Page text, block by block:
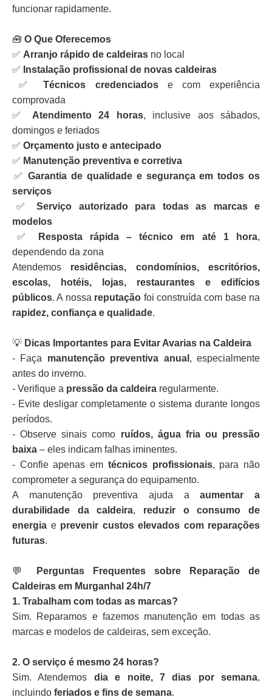
funcionar rapidamente.
🧰 O Que Oferecemos
✅ Arranjo rápido de caldeiras no local
✅ Instalação profissional de novas caldeiras
✅Técnicos credenciadose com experiência
comprovada
✅ Atendimento 24 horas, inclusive aos sábados,
domingos e feriados
✅ Orçamento justo e antecipado
✅ Manutenção preventiva e corretiva
✅Garantia de qualidade e segurança em todos os
serviços
✅Serviço autorizado para todas as marcas e
modelos
✅
Resposta rápida – técnico em até 1 hora,
dependendo da zona
Atendemos residências, condomínios, escritórios,
escolas, hotéis, lojas, restaurantes e edifícios
públicos. A nossa reputação foi construída com base na
rapidez, confiança e qualidade.
💡 Dicas Importantes para Evitar Avarias na Caldeira
- Faça manutenção preventiva anual , especialmente
antes do inverno.
- Verifique a pressão da caldeira regularmente.
- Evite desligar completamente o sistema durante longos
períodos.
- Observe sinais como ruídos, água fria ou pressão
baixa – eles indicam falhas iminentes.
- Confie apenas em técnicos profissionais, para não
comprometer a segurança do equipamento.
A manutenção preventiva ajuda aaumentar a
durabilidade da caldeira, reduzir o consumo de
energia e prevenir custos elevados com reparações
futuras.
💬
Perguntas Frequentes sobre Reparação de
Caldeiras em Murganhal 24h/7
1. Trabalham com todas as marcas?
Sim. Reparamos e fazemos manutenção em todas as
marcas e modelos de caldeiras, sem exceção.
2. O serviço é mesmo 24 horas?
Sim. Atendemos dia e noite, 7 dias por semana,
incluindo feriados e fins de semana.